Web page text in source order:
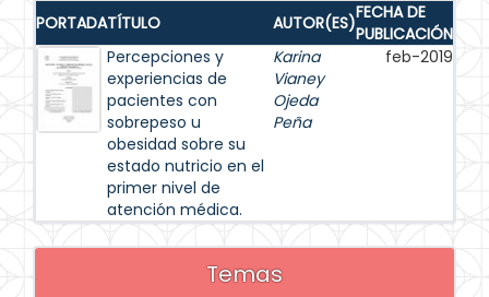
PORTADATÍTULO AUTOR(ES)FECHA DE
PUBLICACIÓN
Percepciones y
experiencias de
pacientes con
sobrepeso u
obesidad sobre su
estado nutricio en el
primer nivel de
atención médica.
Karina
Vianey
Ojeda
Peña
feb-2019
Temas